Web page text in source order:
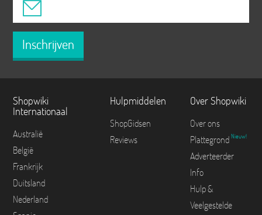
Inschrijven
Shopwiki
Internationaal
Australië
België
Frankrijk
Duitsland
Nederland
Hulpmiddelen
ShopGidsen
Reviews
Over Shopwiki
Over ons
Plattegrond Nieuw!
Adverteerder
Info
Hulp &
Veelgestelde